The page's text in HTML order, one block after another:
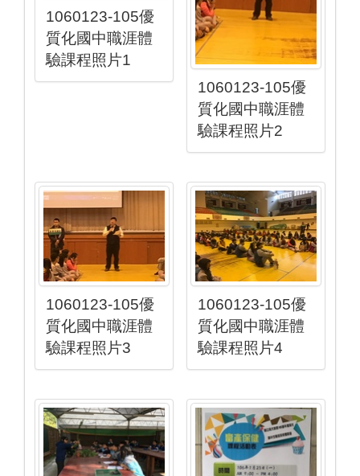
1060123-105優
質化國中職涯體
驗課程照片1
1060123-105優
質化國中職涯體
驗課程照片2
1060123-105優
質化國中職涯體
驗課程照片3
1060123-105優
質化國中職涯體
驗課程照片4